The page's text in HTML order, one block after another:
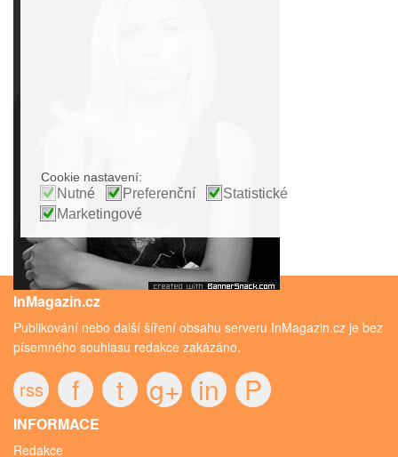
InMagazin.cz
Publikování nebo další šíření obsahu serveru InMagazin.cz je bez
písemného souhlasu redakce zakázáno.
rss f t g+ in P
INFORMACE
Redakce
Cookie nastavení:
Nutné Preferenční
Statistické
Marketingové